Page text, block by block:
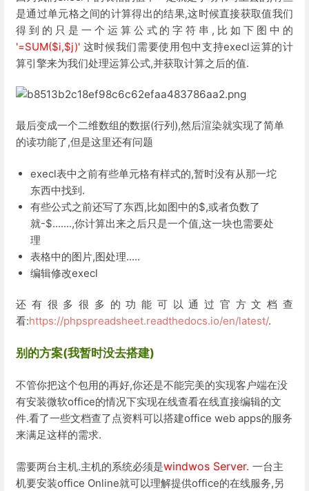
是通过单元格之间的计算得出的结果,这时候直接获取值我们
得到的只是一个运算公式的字符串,比如下图中的
'=SUM($i,$j)' 这时候我们需要使用包中支持execl运算的计
算引擎来为我们处理运算公式,并获取计算之后的值.
最后变成一个二维数组的数据(行列),然后渲染就实现了简单
的读功能了,但是这里还有问题
execl表中之前有些单元格有样式的,暂时没有从那一坨
东西中找到.
有些公式之前还写了东西,比如图中的$,或者负数了
就-$.......,你计算出来之后只是一个值,这一块也需要处
理
表格中的图片,图处理.....
编辑修改execl
还有很多很多的功能可以通过官方文档查
看:https://phpspreadsheet.readthedocs.io/en/latest/.
别的方案(我暂时没去搭建)
不管你把这个包用的再好,你还是不能完美的实现客户端在没
有安装微软office的情况下实现在线查看在线直接编辑的文
件.看了一些文档查了点资料可以搭建office web apps的服务
来满足这样的需求.
需要两台主机.主机的系统必须是windwos Server. 一台主
机要安装office Online就可以理解提供office的在线服务,另